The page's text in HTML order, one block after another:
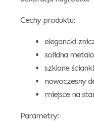
Cechy produktu:
elegancki
solidna
szklane
nowoczesny
miejsce na
Parametry: